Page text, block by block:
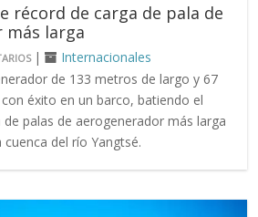
récord de carga de pala de
más larga
|
Internacionales
de 133 metros de largo y 67
éxito en un barco, batiendo el
palas de aerogenerador más larga
del río Yangtsé.